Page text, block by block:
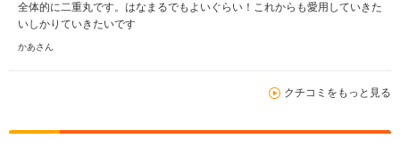
全体的に二重丸です。はなまるでもよいぐらい！これからも愛用していきた
いしかりていきたいです
かあさん
クチコミをもっと見る